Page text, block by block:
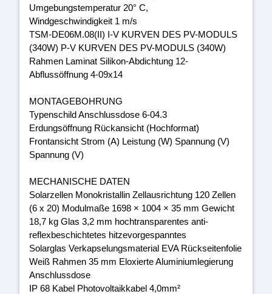
Umgebungstemperatur 20° C,
Windgeschwindigkeit 1 m/s
TSM-DE06M.08(II) I-V KURVEN DES PV-MODULS
(340W) P-V KURVEN DES PV-MODULS (340W)
Rahmen Laminat Silikon-Abdichtung 12-
Abflussöffnung 4-09x14
MONTAGEBOHRUNG
Typenschild Anschlussdose 6-04.3
Erdungsöffnung Rückansicht (Hochformat)
Frontansicht Strom (A) Leistung (W) Spannung (V)
Spannung (V)
MECHANISCHE DATEN
Solarzellen Monokristallin Zellausrichtung 120 Zellen
(6 x 20) Modulmaße 1698 × 1004 × 35 mm Gewicht
18,7 kg Glas 3,2 mm hochtransparentes anti-
reflexbeschichtetes hitzevorgespanntes
Solarglas Verkapselungsmaterial EVA Rückseitenfolie
Weiß Rahmen 35 mm Eloxierte Aluminiumlegierung
Anschlussdose
IP 68 Kabel Photovoltaikkabel 4,0mm²